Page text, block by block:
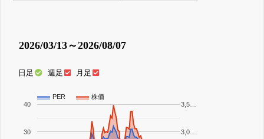
2026/03/13～2026/08/07
日足 週足 月足
PER 株価
30
40
3,0…
3,5…